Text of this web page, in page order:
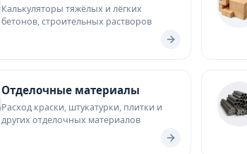
Калькуляторы тяжёлых и лёгких
бетонов, строительных растворов
Отделочные материалы
Расход краски, штукатурки, плитки и
других отделочных материалов